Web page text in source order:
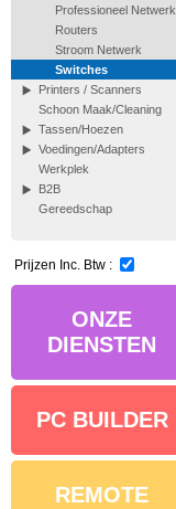
Professioneel Netwerk
Routers
Stroom Netwerk
Switches
Printers / Scanners
Schoon Maak/Cleaning
Tassen/Hoezen
Voedingen/Adapters
Werkplek
B2B
Gereedschap
Prijzen Inc. Btw :
ONZE
DIENSTEN
PC BUILDER
REMOTE